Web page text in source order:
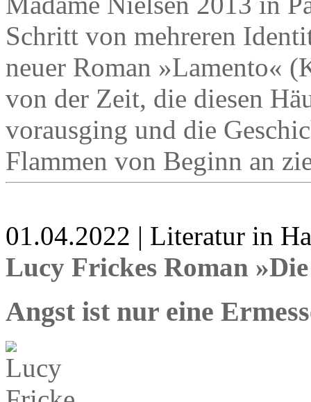
Schritt von mehreren
neuer Roman »Lamento«
von der Zeit, die diesen
vorausging und die
Flammen von Beginn an
01.04.2022 | Literatur in
Lucy Frickes Roman
Angst ist nur eine